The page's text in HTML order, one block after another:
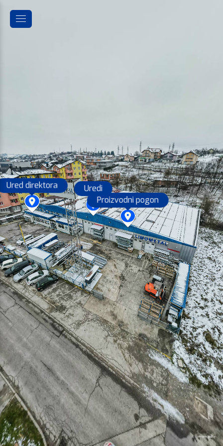
Ured direktora
Uredi
Proizvodni pogon